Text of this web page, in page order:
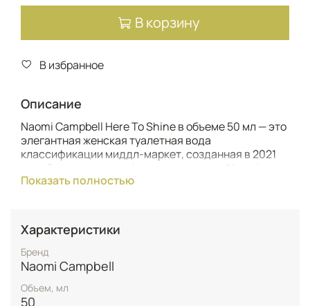
В корзину
В избранное
Описание
Naomi Campbell Here To Shine в объеме 50 мл — это
элегантная женская туалетная вода
классификации миддл-маркет, созданная в 2021
Campbell. Этот древесно-цветочный аромат
целеустремленным активным женщинам, которые
точно знают, чего хотят от жизни и не боятся
проявлять свою индивидуальность. Композиция
открывается ярким фруктово-пряным аккордом
сочной азиатской груши, освежающего бергамота
и пикантного розового перца, создавая
Показать полностью
Характеристики
Бренд
Naomi Campbell
Объем, мл
50